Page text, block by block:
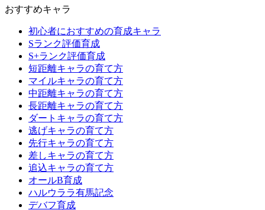
おすすめキャラ
初心者におすすめの育成キャラ
Sランク評価育成
S+ランク評価育成
短距離キャラの育て方
マイルキャラの育て方
中距離キャラの育て方
長距離キャラの育て方
ダートキャラの育て方
逃げキャラの育て方
先行キャラの育て方
差しキャラの育て方
追込キャラの育て方
オールB育成
ハルウララ有馬記念
デバフ育成